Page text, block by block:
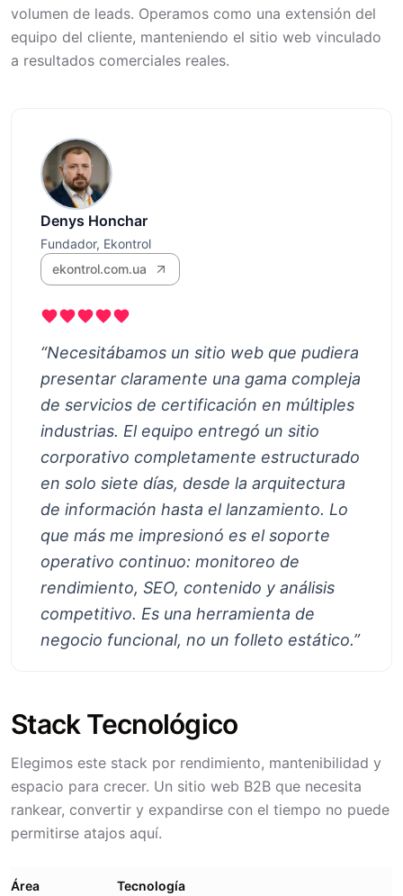
volumen de leads. Operamos como una extensión del
equipo del cliente, manteniendo el sitio web vinculado
a resultados comerciales reales.
Denys Honchar
Fundador, Ekontrol
ekontrol.com.ua
“Necesitábamos un sitio web que pudiera
presentar claramente una gama compleja
de servicios de certificación en múltiples
industrias. El equipo entregó un sitio
corporativo completamente estructurado
en solo siete días, desde la arquitectura
de información hasta el lanzamiento. Lo
que más me impresionó es el soporte
operativo continuo: monitoreo de
rendimiento, SEO, contenido y análisis
competitivo. Es una herramienta de
negocio funcional, no un folleto estático.”
Stack Tecnológico
Elegimos este stack por rendimiento, mantenibilidad y
espacio para crecer. Un sitio web B2B que necesita
rankear, convertir y expandirse con el tiempo no puede
permitirse atajos aquí.
Área Tecnología